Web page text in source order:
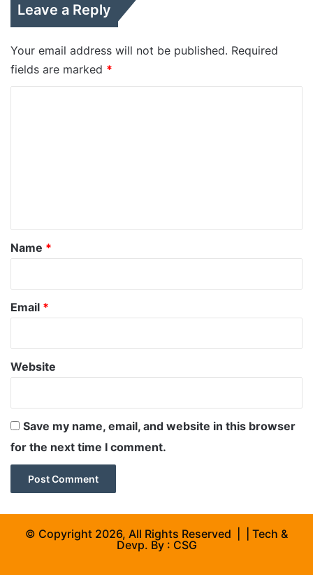
Leave a Reply
Your email address will not be published. Required
fields are marked *
*
Name *
Email *
Website
Save my name, email, and website in this browser
for the next time I comment.
© Copyright 2026, All Rights Reserved | | Tech &
Devp. By : CSG